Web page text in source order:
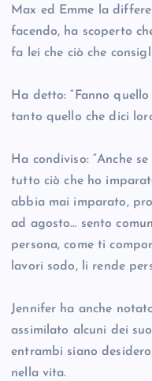
Max ed Emme la
facendo, ha scoperto
fa lei che ciò che
Ha detto: “Fanno
tanto quello che dici
Ha condiviso: “Anche
tutto ciò che ho
abbia mai imparato,
ad agosto… sento
persona, come ti
lavori sodo, li rende
Jennifer ha anche
assimilato alcuni dei
entrambi siano
nella vita.